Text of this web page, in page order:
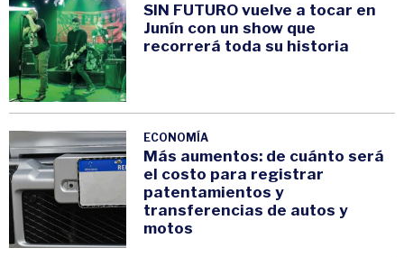
SIN FUTURO vuelve a tocar en
Junín con un show que
recorrerá toda su historia
ECONOMÍA
Más aumentos: de cuánto será
el costo para registrar
patentamientos y
transferencias de autos y
motos